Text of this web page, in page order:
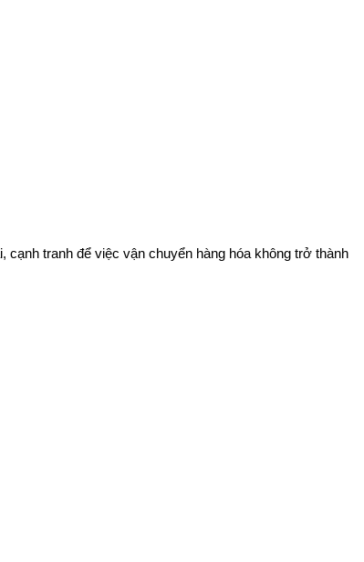
tranh để việc vận chuyển hàng hóa không trở thành